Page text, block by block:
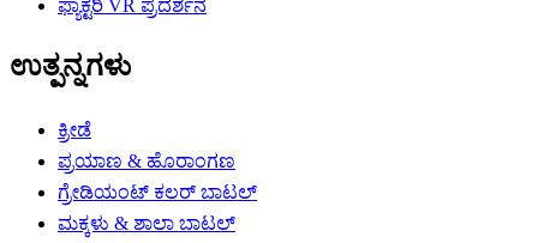
ಫ್ಯಾಕ್ಟರಿ VR ಪ್ರದರ್ಶನ
ಉತ್ಪನ್ನಗಳು
ಕ್ರೀಡೆ
ಪ್ರಯಾಣ & ಹೊರಾಂಗಣ
ಗ್ರೇಡಿಯಂಟ್ ಕಲರ್ ಬಾಟಲ್
ಮಕ್ಕಳು & ಶಾಲಾ ಬಾಟಲ್